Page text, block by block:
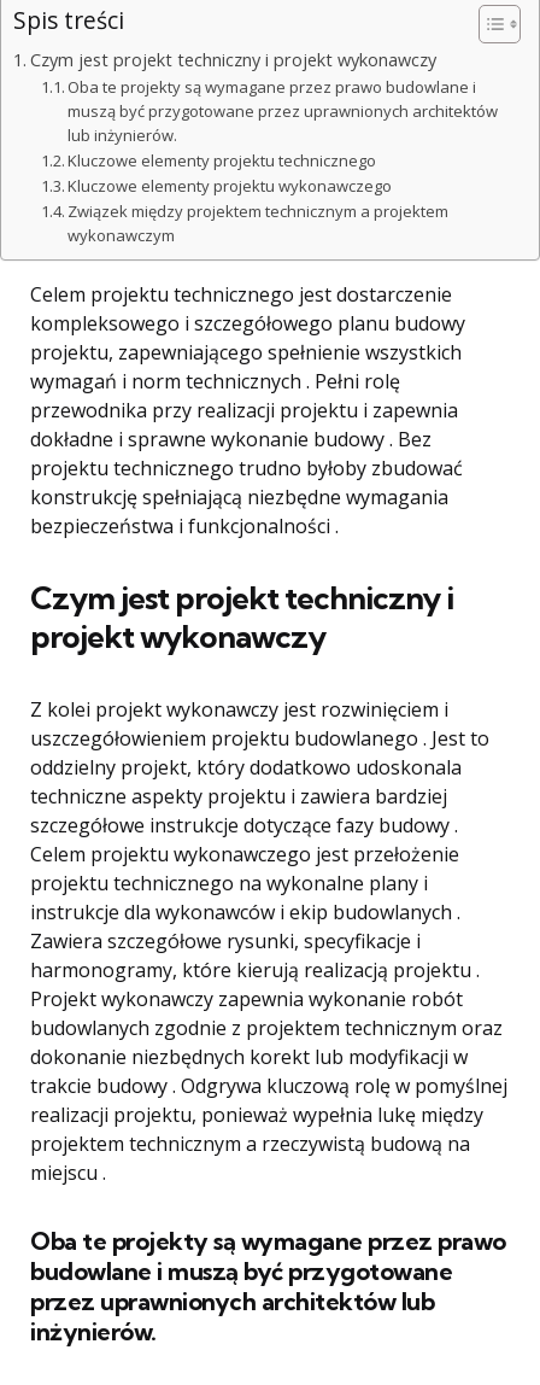
Spis treści
Czym jest projekt techniczny i projekt wykonawczy
Oba te projekty są wymagane przez prawo budowlane i
muszą być przygotowane przez uprawnionych architektów
lub inżynierów.
Kluczowe elementy projektu technicznego
Kluczowe elementy projektu wykonawczego
Związek między projektem technicznym a projektem
wykonawczym
Celem projektu technicznego jest dostarczenie
kompleksowego i szczegółowego planu budowy
projektu, zapewniającego spełnienie wszystkich
wymagań i norm technicznych . Pełni rolę
przewodnika przy realizacji projektu i zapewnia
dokładne i sprawne wykonanie budowy . Bez
projektu technicznego trudno byłoby zbudować
konstrukcję spełniającą niezbędne wymagania
bezpieczeństwa i funkcjonalności .
Czym jest projekt techniczny i
projekt wykonawczy
Z kolei projekt wykonawczy jest rozwinięciem i
uszczegółowieniem projektu budowlanego . Jest to
oddzielny projekt, który dodatkowo udoskonala
techniczne aspekty projektu i zawiera bardziej
szczegółowe instrukcje dotyczące fazy budowy .
Celem projektu wykonawczego jest przełożenie
projektu technicznego na wykonalne plany i
instrukcje dla wykonawców i ekip budowlanych .
Zawiera szczegółowe rysunki, specyfikacje i
harmonogramy, które kierują realizacją projektu .
Projekt wykonawczy zapewnia wykonanie robót
budowlanych zgodnie z projektem technicznym oraz
dokonanie niezbędnych korekt lub modyfikacji w
trakcie budowy . Odgrywa kluczową rolę w pomyślnej
realizacji projektu, ponieważ wypełnia lukę między
projektem technicznym a rzeczywistą budową na
miejscu .
Oba te projekty są wymagane przez prawo
budowlane i muszą być przygotowane
przez uprawnionych architektów lub
inżynierów.